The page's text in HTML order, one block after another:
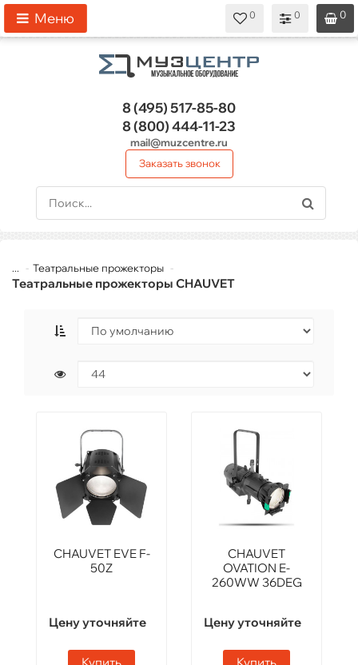
0
0
0
Меню
8 (495)517-85-80
8 (800)444-11-23
mail@muzcentre.ru
Заказать звонок
... Театральные прожекторы
Театральные прожекторы CHAUVET
CHAUVET EVE F-
50Z
Цену уточняйте
CHAUVET
OVATION E-
260WW 36DEG
Цену уточняйте